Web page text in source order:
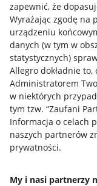
zapewnić, że
Wyrażając zgodę na
urządzeniu
danych (w tym w
statystycznych)
Allegro dokładnie
Administratorem
w niektórych
tym tzw. “Zaufani
Informacja o celach
naszych partnerów
prywatności.
My i nasi partnerzy
Nawigacja
Przydatne
Jak to działa